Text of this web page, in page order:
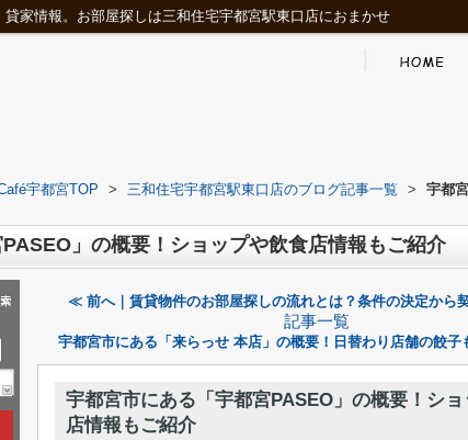
家情報。お部屋探しは三和住宅宇都宮駅東口店におまかせ
宇都宮TOP > 三和住宅宇都宮駅東口店のブログ記事一覧 >
宇都
」の概要！ショップや飲食店情報もご紹介
≪ 前へ｜賃貸物件のお部屋探しの流れとは？条件の決定から
記事一覧
宇都宮市にある「来らっせ 本店」の概要！日替わり店舗の餃
宇都宮市にある「宇都宮PASEO」の概要！シ
店情報もご紹介